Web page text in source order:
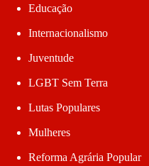
Educação
Internacionalismo
Juventude
LGBT Sem Terra
Lutas Populares
Mulheres
Reforma Agrária Popular